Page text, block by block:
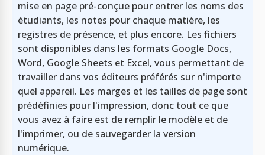
mise en page pré-conçue pour entrer les noms des
étudiants, les notes pour chaque matière, les
registres de présence, et plus encore. Les fichiers
sont disponibles dans les formats Google Docs,
Word, Google Sheets et Excel, vous permettant de
travailler dans vos éditeurs préférés sur n'importe
quel appareil. Les marges et les tailles de page sont
prédéfinies pour l'impression, donc tout ce que
vous avez à faire est de remplir le modèle et de
l'imprimer, ou de sauvegarder la version
numérique.